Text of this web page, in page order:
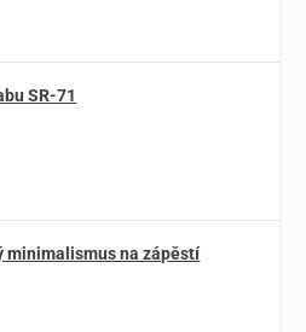
SR-71
minimalismus na zápěstí